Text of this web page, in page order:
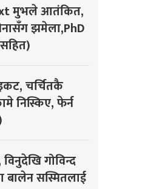
मुभले आतंकित,
झमेला,PhD
चर्चितकै
निस्किए, फेर्न
गोविन्द
बालेन सस्मितलाई